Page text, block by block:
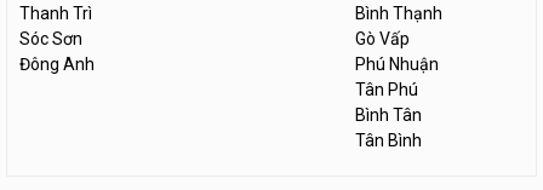
Thanh Trì
Sóc Sơn
Đông Anh
Bình Thạnh
Gò Vấp
Phú Nhuận
Tân Phú
Bình Tân
Tân Bình